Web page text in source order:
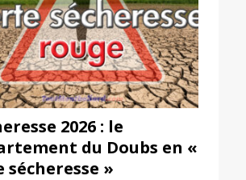
2026 : le
du Doubs en «
sécheresse »